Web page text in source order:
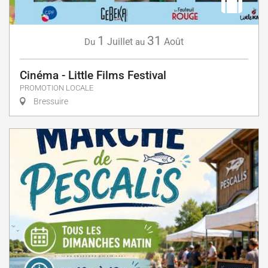
Du 1 Juillet au 31 Août
Cinéma - Little Films Festival
PROMOTION LOCALE
Bressuire